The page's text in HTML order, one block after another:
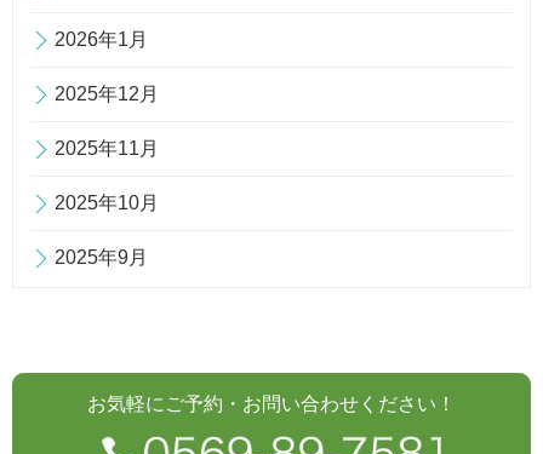
2026年1月
2025年12月
2025年11月
2025年10月
2025年9月
お気軽にご予約・お問い合わせください！